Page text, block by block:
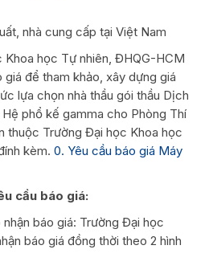
nhà cung cấp tại Việt Nam
Khoa học Tự nhiên, ĐHQG-HCM
để tham khảo, xây dựng giá
lựa chọn nhà thầu gói thầu Dịch
phổ kế gamma cho Phòng Thí
thuộc Trường Đại học Khoa học
kèm. 0. Yêu cầu báo giá Máy
cầu báo giá:
báo giá: Trường Đại học
báo giá đồng thời theo 2 hình